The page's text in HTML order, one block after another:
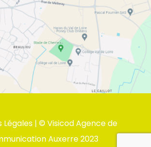
Légales| ©Visicod Agence de
Auxerre2023